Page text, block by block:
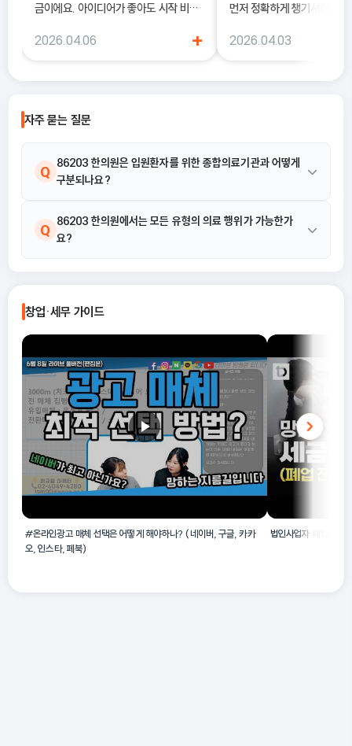
금이에요. 아이디어가 좋아도 시작 비용
이럴 때 도움이 되는 것이 바로 창업지원
2026.04.06 +
먼저 정확하게 챙기셔야 해
국세청에 정식으로 사업을
2026.04.03
자주 묻는 질문
Q
86203 한의원은 입원환자를 위한 종합의료기관과 어떻게
구분되나요?
A 86203 한의원은 한의사가 외래환자 위주로 진료행위를 하는 의료
기관입니다. 따라서 입원 중심의 종합의료기관과는 구분됩니다.
Q
86203 한의원에서는 모든 유형의 의료 행위가 가능한가
요?
으로 한 활동이 해당됩니다.
창업·세무 가이드
#온라인광고 매체 선택은 어떻게 해야하나? (네이버, 구글, 카카
오, 인스타, 페북)
법인사업자 폐업시 세